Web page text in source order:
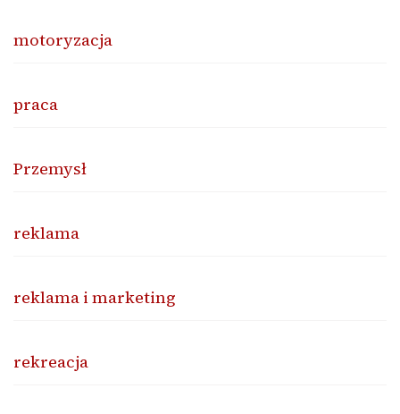
motoryzacja
praca
Przemysł
reklama
reklama i marketing
rekreacja